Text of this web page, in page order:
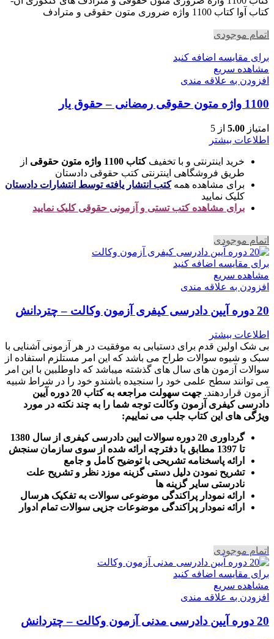
بود.
است.
کتاب آوا کتاب 1100 واژه ضروری متون حقوقی و مترادف
اتمام موجودی
برای مقایسه اضافه کنید
مشاهده سریع
افزودن به علاقه مندی
1100 واژه متون حقوقی رمضانی – حقوق یار
امتیاز 5.00 از 5
اطلاعات بیشتر
خرید اینترنتی و با تخفیفکتاب 1100 واژه متون حقوقی
از
طریق فروشگاهی اینترنتی کتب حقوقی دادستان
برای مشاهده همهکتب انتشار یافته توسط انتشارات دادستان
کلیک نمایید
برای مشاهده کتب تستی و آزمونی حقوقی کلیک نمایید
اتمام موجودی
برای مقایسه اضافه کنید
مشاهده سریع
افزودن به علاقه مندی
20 دوره آیین دادرسی کیفری آزمون وکالت – چتردانش
اطلاعات بیشتر
بی شک اولین قدم برای دستیابی به موفقیت در هر آزمونی آشنایی با
سبک و شیوه سوالات طراح می باشد که این امر مستلزم استفاده از
سوالات آزمون های سال های گذشته میباشد که داوطلبین با این امر
می توانند سطح علمی خود را سنجیده باشندو خود را در شراط شبیه
آزمون قراردهند.
جهت سهولت مراجعه به کتاب 20 دوره آیین
دادرسی کیفری آزمون وکالت توجه شما را به چند نکته در مورد
ویژگی های این کتاب جلب می نماییم:
گرداوری 20 دوره سوالات ایین دادرسی کیفری از سال 1380
تا 1397 مطابق با دفترچه ارائه شده از سوی سازمان سنجش
ارائه پاسخنامه تشریحی با توضیح کامل و جامع
تشریح نمودن دلیل دستی گزینه موزد نظر و تشریح علت
نادرستی سایر گزینه ها
ارائه نمودار پراکندگی موضوعی سوالات به تفکیک هرسال
رائه نمودار پراکندگی موضوعات جزیی سوالات تمام ادوار
اتمام موجودی
برای مقایسه اضافه کنید
مشاهده سریع
افزودن به علاقه مندی
20 دوره آیین دادرسی مدنی آزمون وکالت – چتردانش